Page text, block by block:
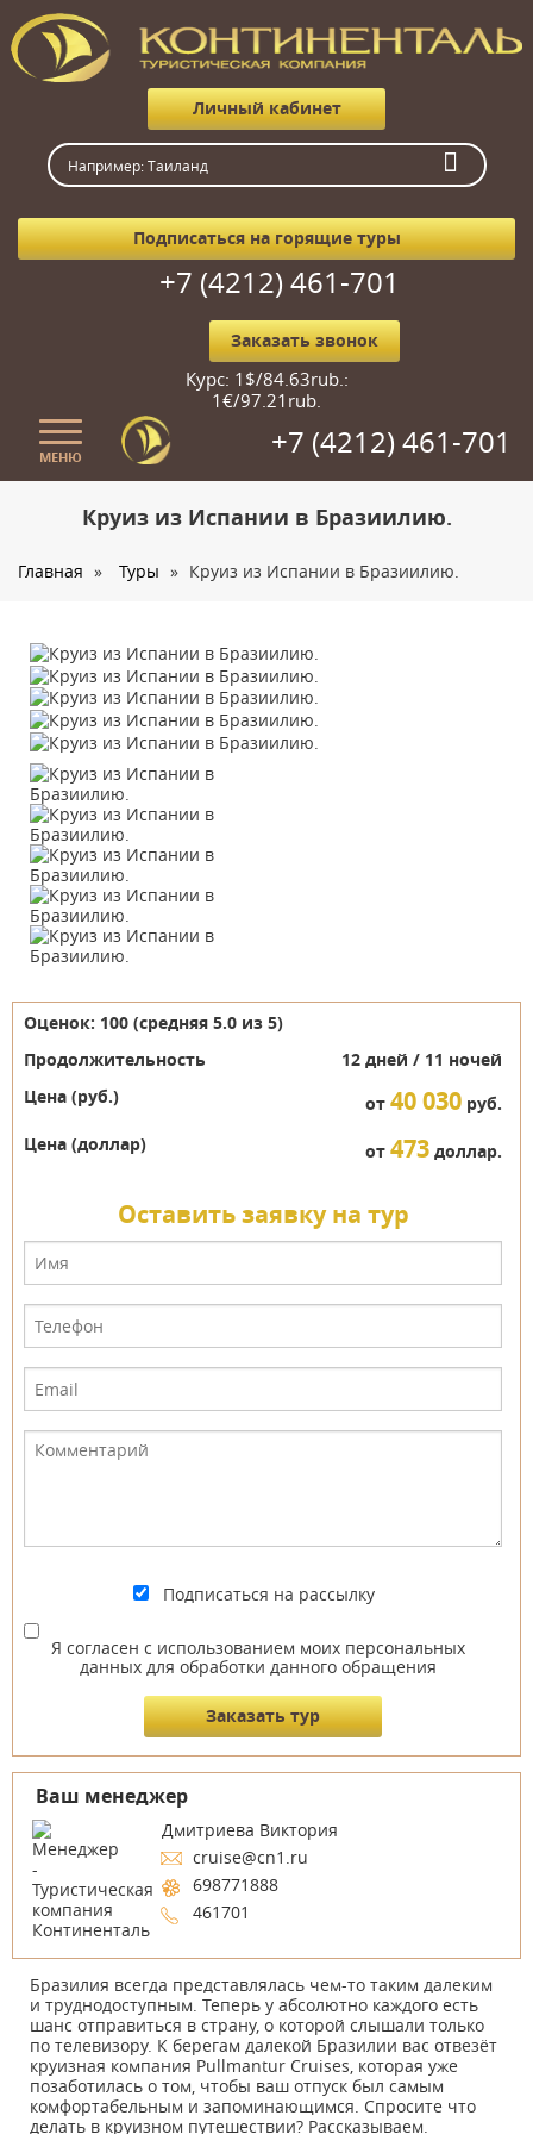
Личный кабинет
Подписаться на горящие туры
+7 (4212) 461-701
Заказать звонок
Курс: 1$/84.63rub.:
1€/97.21rub.
МЕНЮ +7 (4212) 461-701
Страны
Туристам
Корпоративное обслуживание
Новости
Контакты
Круиз из Испании в Бразиилию.
Главная » Туры » Круиз из Испании в Бразиилию.
Оценок: 100 (средняя 5.0 из 5)
Продолжительность
12 дней / 11 ночей
Цена (руб.)
от 40 030 руб.
Цена (доллар)
от 473 доллар.
Оставить заявку на тур
Подписаться на рассылку
Я согласен с использованием моих персональных
данных для обработки данного обращения
Ваш менеджер
Дмитриева Виктория
cruise@cn1.ru
698771888
461701
Бразилия всегда представлялась чем-то таким далеким
и труднодоступным. Теперь у абсолютно каждого есть
шанс отправиться в страну, о которой слышали только
по телевизору. К берегам далекой Бразилии вас отвезёт
круизная компания Pullmantur Cruises, которая уже
позаботилась о том, чтобы ваш отпуск был самым
комфортабельным и запоминающимся. Спросите что
делать в круизном путешествии? Рассказываем.